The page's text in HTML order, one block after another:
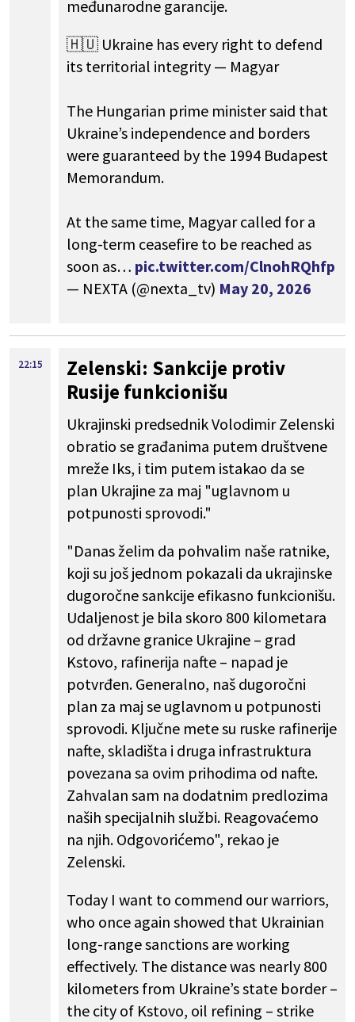
međunarodne garancije.
🇭🇺 Ukraine has every right to defend
its territorial integrity — Magyar
The Hungarian prime minister said that
Ukraine’s independence and borders
were guaranteed by the 1994 Budapest
Memorandum.
At the same time, Magyar called for a
long-term ceasefire to be reached as
soon as… pic.twitter.com/ClnohRQhfp
— NEXTA (@nexta_tv) May 20, 2026
22:15
Zelenski: Sankcije protiv
Rusije funkcionišu
Ukrajinski predsednik Volodimir Zelenski
obratio se građanima putem društvene
mreže Iks, i tim putem istakao da se
plan Ukrajine za maj "uglavnom u
potpunosti sprovodi."
"Danas želim da pohvalim naše ratnike,
koji su još jednom pokazali da ukrajinske
dugoročne sankcije efikasno funkcionišu.
Udaljenost je bila skoro 800 kilometara
od državne granice Ukrajine – grad
Kstovo, rafinerija nafte – napad je
potvrđen. Generalno, naš dugoročni
plan za maj se uglavnom u potpunosti
sprovodi. Ključne mete su ruske rafinerije
nafte, skladišta i druga infrastruktura
povezana sa ovim prihodima od nafte.
Zahvalan sam na dodatnim predlozima
naših specijalnih službi. Reagovaćemo
na njih. Odgovorićemo", rekao je
Zelenski.
Today I want to commend our warriors,
who once again showed that Ukrainian
long-range sanctions are working
effectively. The distance was nearly 800
kilometers from Ukraine’s state border –
the city of Kstovo, oil refining – strike